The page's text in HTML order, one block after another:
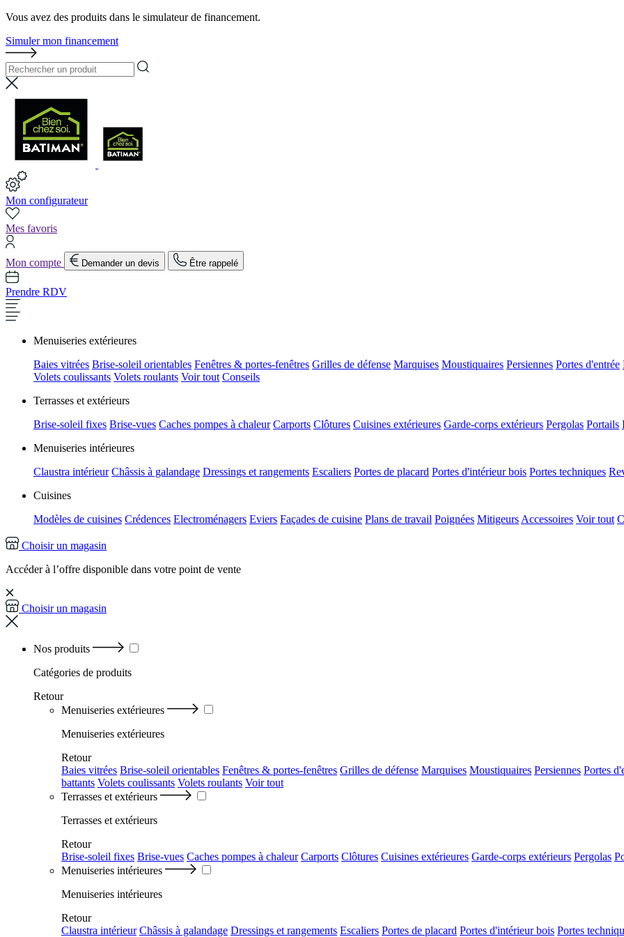
Vous avez des produits dans le simulateur de financement.
Simuler mon financement
Mon configurateur
Mes favoris
Mon compte Demander un devis Être rappelé
Prendre RDV
Menuiseries extérieures
Baies vitrées Brise-soleil orientables Fenêtres & portes-fenêtres Grilles de défense Marquises Moustiquaires Persiennes Portes d'entrée
Volets coulissants Volets roulants Voir tout Conseils
Terrasses et extérieurs
Brise-soleil fixes Brise-vues Caches pompes à chaleur Carports Clôtures Cuisines extérieures Garde-corps extérieurs Pergolas Portails
Menuiseries intérieures
Claustra intérieur Châssis à galandage Dressings et rangements Escaliers Portes de placard Portes d'intérieur bois Portes techniques
Cuisines
Modèles de cuisines Crédences Electroménagers Eviers Façades de cuisine Plans de travail Poignées Mitigeurs Accessoires Voir tout
Choisir un magasin
Accéder à l’offre disponible dans votre point de vente
Choisir un magasin
Nos produits
Catégories de produits
Retour
Menuiseries extérieures
Menuiseries extérieures
Retour
Baies vitrées Brise-soleil orientables Fenêtres & portes-fenêtres Grilles de défense Marquises Moustiquaires Persiennes Portes
battants Volets coulissants Volets roulants Voir tout
Terrasses et extérieurs
Terrasses et extérieurs
Retour
Brise-soleil fixes Brise-vues Caches pompes à chaleur Carports Clôtures Cuisines extérieures Garde-corps extérieurs Pergolas
Menuiseries intérieures
Menuiseries intérieures
Retour
Claustra intérieur Châssis à galandage Dressings et rangements Escaliers Portes de placard Portes d'intérieur bois Portes